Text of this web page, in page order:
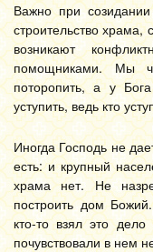
Важно при
строительство храма,
возникают
помощниками. Мы
поторопить, а у
уступить, ведь кто
Иногда Господь не
есть: и крупный
храма нет. Не
построить дом
кто-то взял это
почувствовали в нем